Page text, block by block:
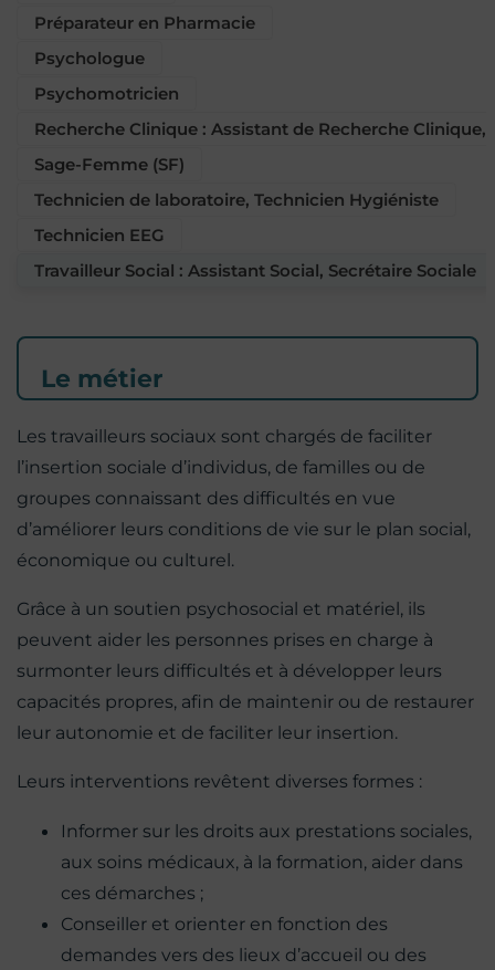
Préparateur en Pharmacie
Psychologue
Psychomotricien
Recherche Clinique : Assistant de Recherche
Sage-Femme (SF)
Technicien de laboratoire, Technicien Hygiéniste
Technicien EEG
Travailleur Social : Assistant Social, Secrétaire Sociale
Le métier
Les travailleurs sociaux sont chargés de faciliter
l’insertion sociale d’individus, de familles ou de
groupes connaissant des difficultés en vue
d’améliorer leurs conditions de vie sur le plan social,
économique ou culturel.
Grâce à un soutien psychosocial et matériel, ils
peuvent aider les personnes prises en charge à
surmonter leurs difficultés et à développer leurs
capacités propres, afin de maintenir ou de restaurer
leur autonomie et de faciliter leur insertion.
Leurs interventions revêtent diverses formes :
Informer sur les droits aux prestations sociales,
aux soins médicaux, à la formation, aider dans
ces démarches ;
Conseiller et orienter en fonction des
demandes vers des lieux d’accueil ou des